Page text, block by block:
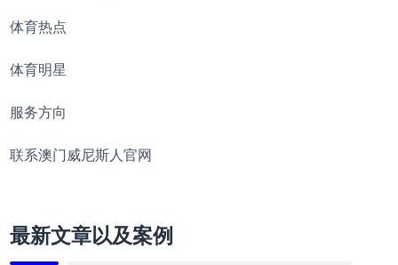
体育热点
体育明星
服务方向
联系澳门威尼斯人官网
最新文章以及案例